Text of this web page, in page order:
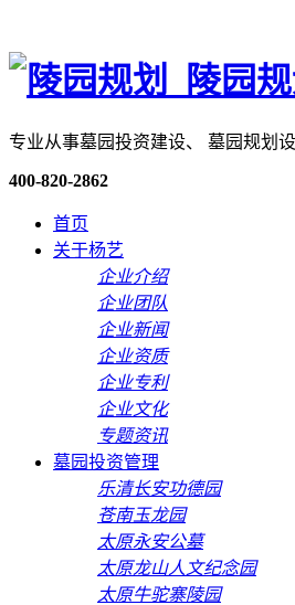
专业从事墓园投资建设、 墓园规划
400-820-2862
首页
关于杨艺
企业介绍
企业团队
企业新闻
企业资质
企业专利
企业文化
专题资讯
墓园投资管理
乐清长安功德园
苍南玉龙园
太原永安公墓
太原龙山人文纪念园
太原牛驼寨陵园